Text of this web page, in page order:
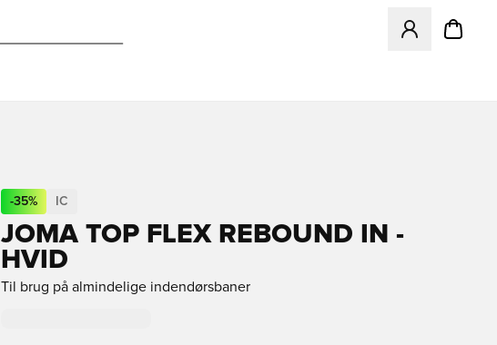
Åbner en
-35% IC
JOMA TOP FLEX REBOUND IN -
HVID
Til brug på almindelige indendørsbaner